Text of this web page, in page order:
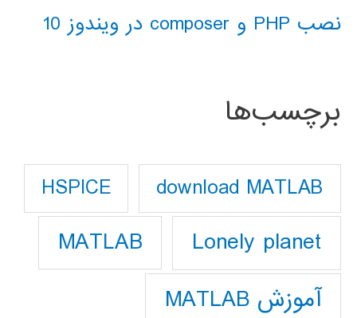
نصب PHP و composer در ویندوز 10
برچسب‌ها
download MATLAB
HSPICE
Lonely planet
MATLAB
آموزش MATLAB